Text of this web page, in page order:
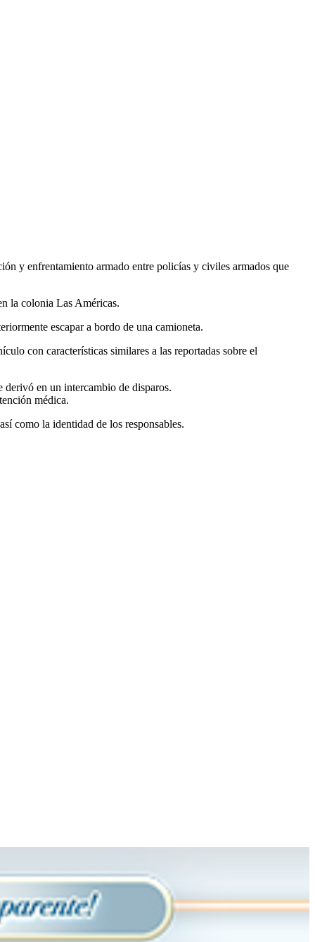
y enfrentamiento armado entre policías y civiles armados que
la colonia Las Américas.
escapar a bordo de una camioneta.
con características similares a las reportadas sobre el
derivó en un intercambio de disparos.
médica.
como la identidad de los responsables.